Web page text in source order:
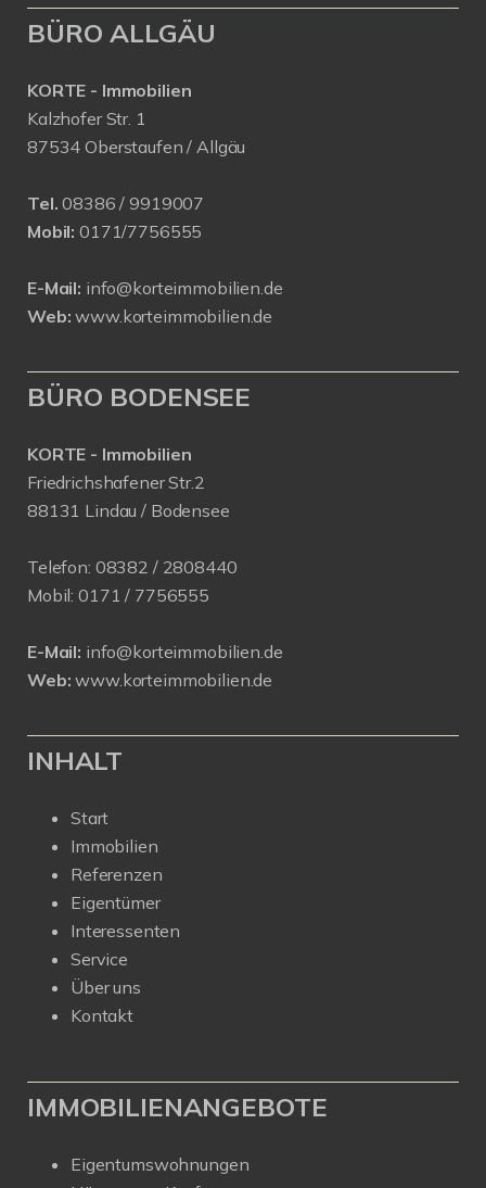
BÜRO ALLGÄU
KORTE - Immobilien
Kalzhofer Str. 1
87534 Oberstaufen / Allgäu
Tel. 08386 / 9919007
Mobil: 0171/7756555
E-Mail: info@korteimmobilien.de
Web: www.korteimmobilien.de
BÜRO BODENSEE
KORTE - Immobilien
Friedrichshafener Str.2
88131 Lindau / Bodensee
Telefon: 08382 / 2808440
Mobil: 0171 / 7756555
E-Mail: info@korteimmobilien.de
Web: www.korteimmobilien.de
INHALT
Start
Immobilien
Referenzen
Eigentümer
Interessenten
Service
Über uns
Kontakt
IMMOBILIENANGEBOTE
Eigentumswohnungen